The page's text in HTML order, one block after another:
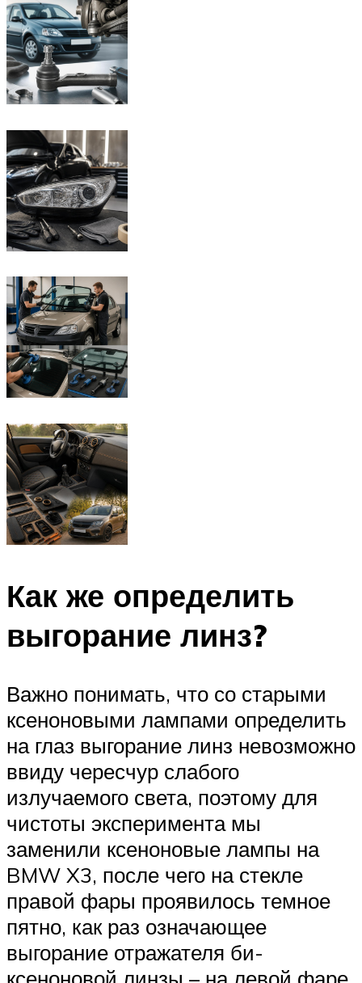
Как же определить
выгорание линз?
Важно понимать, что со старыми
ксеноновыми лампами определить
на глаз выгорание линз невозможно
ввиду чересчур слабого
излучаемого света, поэтому для
чистоты эксперимента мы
заменили ксеноновые лампы на
BMW X3, после чего на стекле
правой фары проявилось темное
пятно, как раз означающее
выгорание отражателя би-